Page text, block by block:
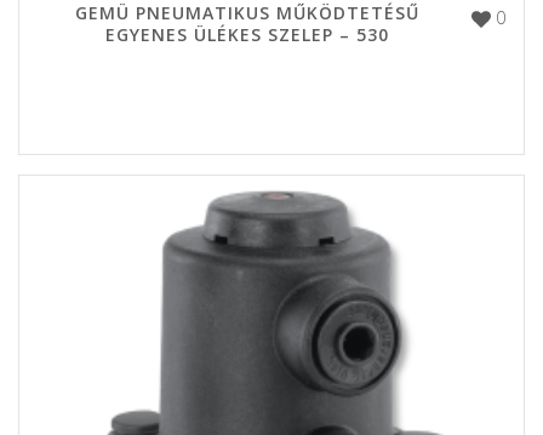
0
GEMÜ PNEUMATIKUS MŰKÖDTETÉSŰ
EGYENES ÜLÉKES SZELEP – 530